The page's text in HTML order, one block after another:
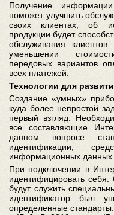
Получение
поможет улучшить
своих клиентах, об
продукции будет
обслуживания
уменьшении
передовых вариантов
всех платежей.
Технологии для
Создание «умных»
куда более непростой
первый взгляд.
все составляющие
данном вопросе
идентификации,
информационных данных.
При подключении в
идентифицировать
будут служить
идентификатор был
определенные